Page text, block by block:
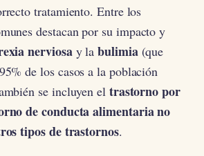
tratamiento. Entre los
destacan por su impacto y
nerviosay labulimia (que
de los casos a la población
se incluyen el trastorno por
de conducta alimentaria no
tipos de trastornos.